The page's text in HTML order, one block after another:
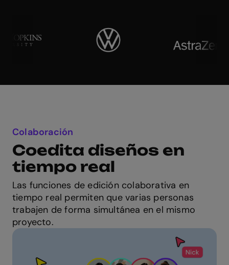
Colaboración
Coedita diseños en
tiempo real
Las funciones de edición colaborativa en
tiempo real permiten que varias personas
trabajen de forma simultánea en el mismo
proyecto.